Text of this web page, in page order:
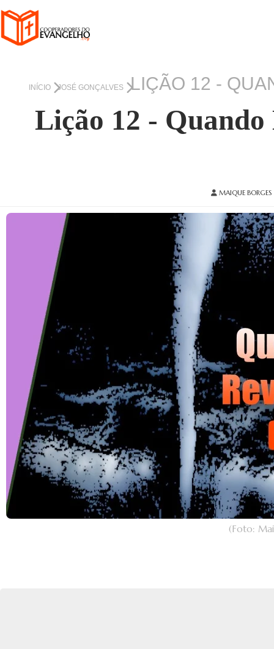
INÍCIO JOSÉ GONÇALVES LIÇÃO 12 -
Lição 12 - Quando
MAIQUE BORGES
(Foto: